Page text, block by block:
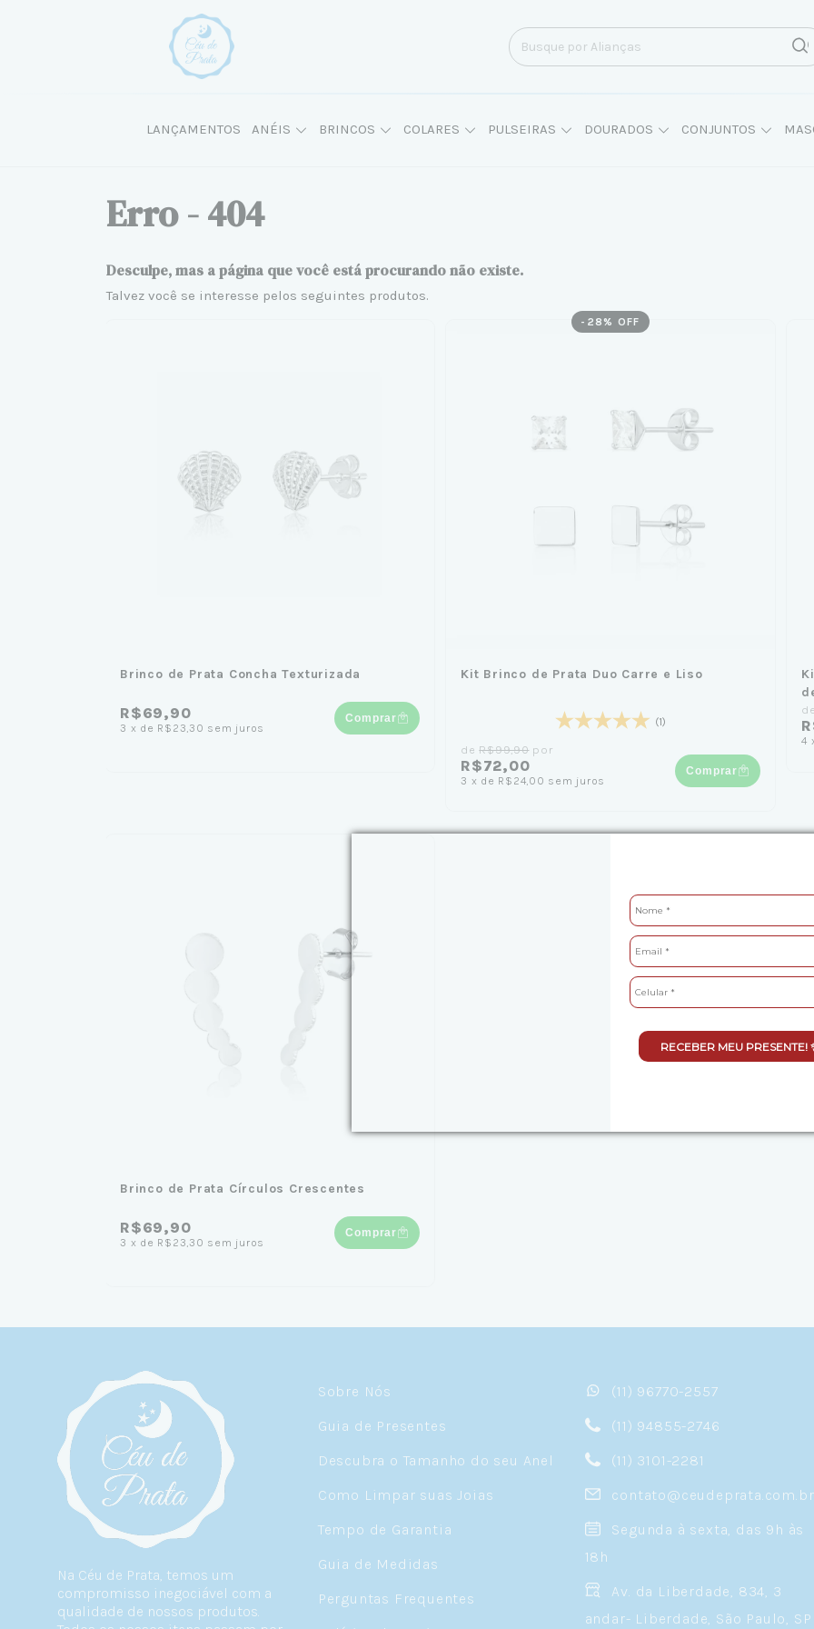
RECEBER MEU PRESENTE!
LANÇAMENTOS ANÉIS BRINCOS COLARES PULSEIRAS DOURADOS CONJUNTOS
Erro - 404
Desculpe, mas a página que você está procurando não existe.
Talvez você se interesse pelos seguintes produtos.
Brinco de Prata Concha Texturizada
R$69,90
3 x de R$23,30 sem juros
Comprar
- 28 % OFF
Kit Brinco de Prata Duo Carre e Liso
(1)
deR$99,90por
R$72,00
3 x de R$24,00 sem juros
Comprar
4
Brinco de Prata Círculos Crescentes
R$69,90
3 x de R$23,30 sem juros
Comprar
Na Céu de Prata, temos um
compromisso inegociável com a
qualidade de nossos produtos.
Sobre Nós
Guia de Presentes
Descubra o Tamanho do seu Anel
Como Limpar suas Joias
Tempo de Garantia
Guia de Medidas
Perguntas Frequentes
(11) 96770-2557
(11) 94855-2746
(11) 3101-2281
contato@ceudeprata.com.br
Segunda à sexta, das 9h às
18h
Av. da Liberdade, 834, 3
andar- Liberdade, São Paulo, SP